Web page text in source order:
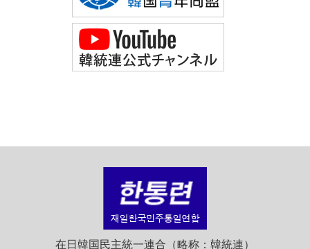
在日韓国民主統一連合（略称：韓統連）